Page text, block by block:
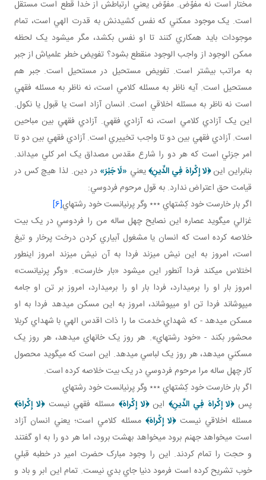
مختار است نه مفوّض. مفوّض يعني ارتباطش از خدا قطع است مستقل
است. يک موجود ممکني که نفس کشيدنش به قدرت الهي است، تمام
موجودات بايد همکاري کنند تا او نفس بکشد، مگر مي شود يک لحظه
ممکن الوجود از واجب الوجود منقطع بشود؟ تفويض خطر علمي اش از جبر
به مراتب بيشتر است. تفويض مستحيل در مستحيل است. جبر هم
مستحيل است. آيه ناظر به مسئله کلامي است، نه ناظر به مسئله فقهي
است نه ناظر به مسئله اخلاقي است. انسان آزاد است يا قبول يا نکول.
اين يک آزادي کلامي است، نه آزادي فقهي. آزادي فقهي بين مباحين
است. آزادي فقهي بين دو تا واجب تخييري است. آزادي فقهي بين دو تا
امر جزئي است که هر دو را شارع مقدس مصداق يک امر کلي مي داند.
بنابراين اين﴿لا إِكْراهَ فِي الدِّينِ﴾يعني «لَا جَبْرَ» در دين. لذا هيچ کس در
قيامت حق اعتراض ندارد. به قول مرحوم فردوسي:
اگر بار خارست خود کِشته اي ٭٭٭ وگر پرنيانست خود رشته اي[6]
غزالي مي گويد عصاره اين نصايح چهل ساله من را فردوسي در يک بيت
خلاصه کرده است که انسان يا مشغول آبياري کردن درخت پرخار و تيغ
است، امروز به اين نيش مي زند فردا به آن نيش مي زند امروز اين طور
اختلاس مي کند فردا آن طور اين مي شود «بار خارست». «وگر پرنيانست»
امروز بار او را برمي دارد، فردا بار او را برمي دارد، امروز بر تن او جامه
مي پوشاند فردا تن او مي پوشاند، امروز به اين مسکن می­دهد فردا به او
مسکن می­دهد - که شهداي خدمت ما را ذات اقدس الهي با شهداي کربلا
محشور بکند - «خود رشته اي». هر روز يک خانه اي مي دهد، هر روز يک
مسکني مي دهد، هر روز يک لباسي مي دهد. اين است که مي گويد محصول
کار چهل ساله مرا مرحوم فردوسي در يک بيت خلاصه کرده است.
اگر بار خارست خود کِشته اي ٭٭٭ وگر پرنيانست خود رشته اي
پس﴿لا إِكْراهَ فِي الدِّينِ﴾ اين﴿لا إِكْراهَ﴾ مسئله فقهي نيست﴿لا إِكْراهَ﴾
مسئله اخلاقي نيست﴿لا إِكْراهَ﴾ مسئله کلامي است؛ يعني انسان آزاد
است مي خواهد جهنم برود مي خواهد بهشت برود، اما هر دو را به او گفتند
و حجت را تمام کردند. اين را وجود مبارک حضرت امير در خطبه قبلي
خوب تشريح کرده است فرمود دنيا جاي بدي نيست. تمام اين ابر و باد و